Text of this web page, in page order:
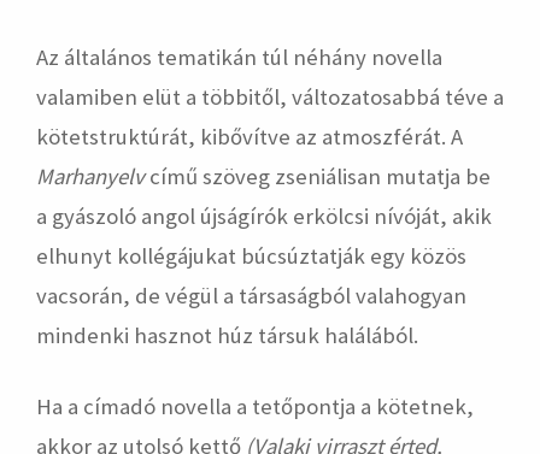
Az általános tematikán túl néhány novella
valamiben elüt a többitől, változatosabbá téve a
kötetstruktúrát, kibővítve az atmoszférát. A
Marhanyelvcímű szöveg zseniálisan mutatja be
a gyászoló angol újságírók erkölcsi nívóját, akik
elhunyt kollégájukat búcsúztatják egy közös
vacsorán, de végül a társaságból valahogyan
mindenki hasznot húz társuk halálából.
Ha a címadó novella a tetőpontja a kötetnek,
akkor az utolsó kettő (Valaki virraszt érted,